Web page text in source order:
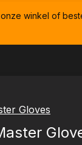
winkel of
Gloves